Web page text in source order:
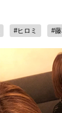
#ヒロミ #